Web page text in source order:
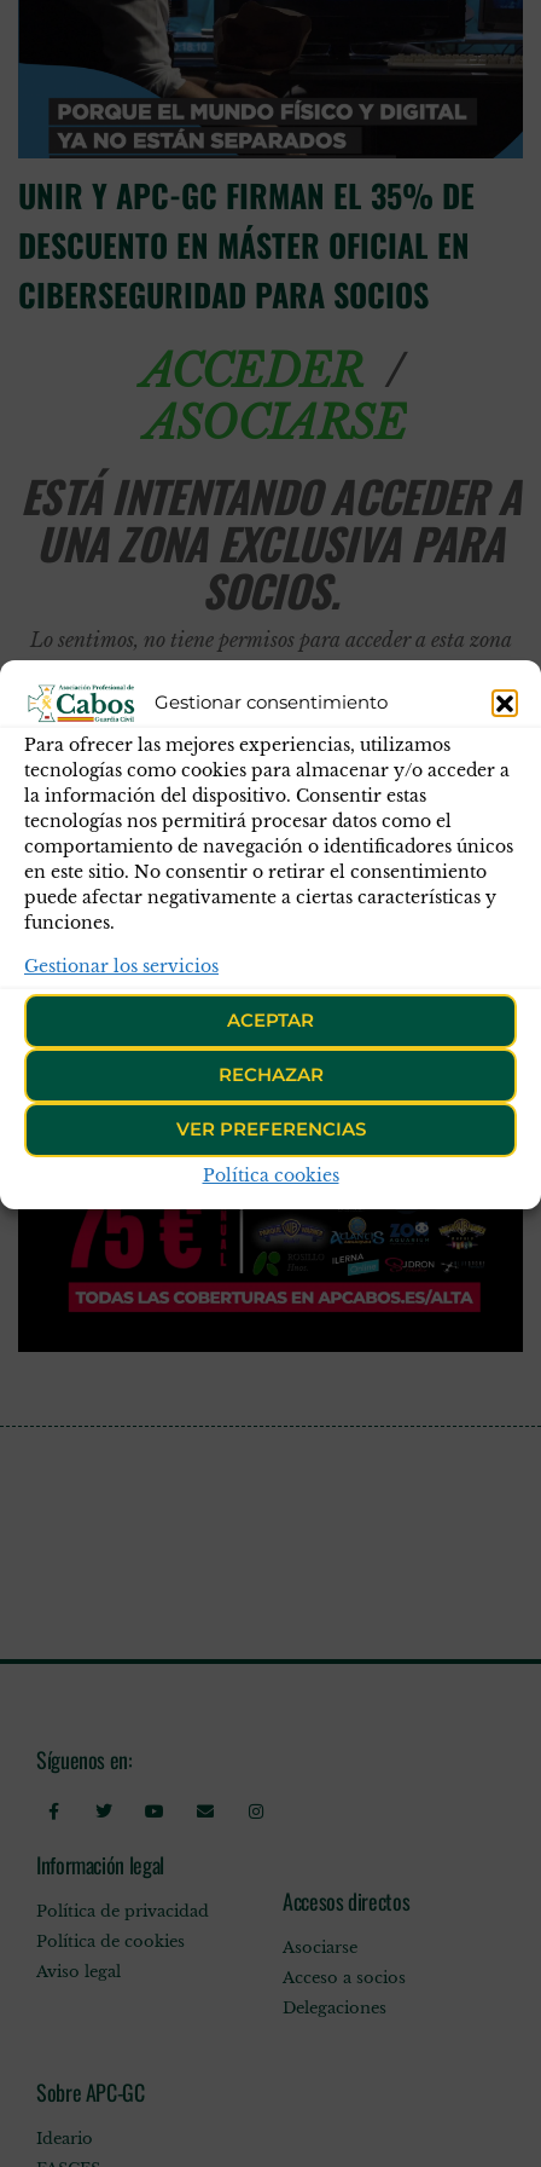
Gestionar consentimiento
Para ofrecer las mejores experiencias, utilizamos
tecnologías como cookies para almacenar y/o acceder a
la información del dispositivo. Consentir estas
tecnologías nos permitirá procesar datos como el
comportamiento de navegación o identificadores únicos
en este sitio. No consentir o retirar el consentimiento
puede afectar negativamente a ciertas características y
funciones.
Gestionar los servicios
ACEPTAR
RECHAZAR
VER PREFERENCIAS
Política cookies
UNIR Y APC-GC FIRMAN EL 35% DE
DESCUENTO EN MÁSTER OFICIAL EN
CIBERSEGURIDAD PARA SOCIOS
ACCEDER/
ASOCIARSE
ESTÁ INTENTANDO ACCEDER A
UNA ZONA EXCLUSIVA PARA
SOCIOS.
Lo sentimos, no tiene permisos para acceder a esta zona
Síguenos en:
Información legal
Política de privacidad
Política de cookies
Aviso legal
Accesos directos
Asociarse
Acceso a socios
Delegaciones
Sobre APC-GC
Ideario